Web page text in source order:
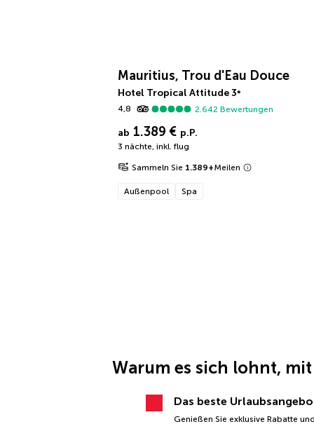
Mauritius, Trou d'Eau Douce
Hotel Tropical Attitude3*
4,8
2.642 Bewertungen
ab 1.389 € p.P.
3 nächte, inkl. flug
Sammeln Sie 1.389+Meilen
Außenpool Spa
Warum es sich lohnt,
Das beste
Genießen Sie exklusive Rabatte